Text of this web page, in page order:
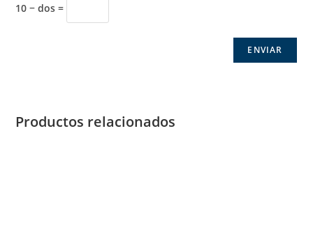
10 − dos =
Productos relacionados